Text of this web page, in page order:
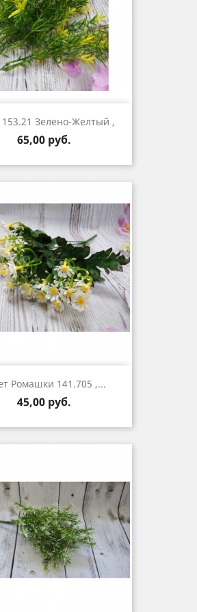
153.21 Зелено-Желтый ,
Цена
65,00 руб.
Ромашки 141.705 ,...
Цена
45,00 руб.